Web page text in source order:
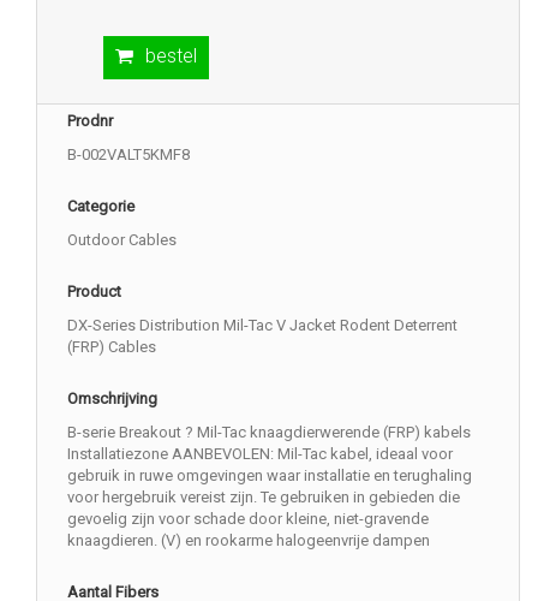
bestel
Prodnr
B-002VALT5KMF8
Categorie
Outdoor Cables
Product
DX-Series Distribution Mil-Tac V Jacket Rodent Deterrent
(FRP) Cables
Omschrijving
B-serie Breakout ? Mil-Tac knaagdierwerende (FRP) kabels
Installatiezone AANBEVOLEN: Mil-Tac kabel, ideaal voor
gebruik in ruwe omgevingen waar installatie en terughaling
voor hergebruik vereist zijn. Te gebruiken in gebieden die
gevoelig zijn voor schade door kleine, niet-gravende
knaagdieren. (V) en rookarme halogeenvrije dampen
Aantal Fibers